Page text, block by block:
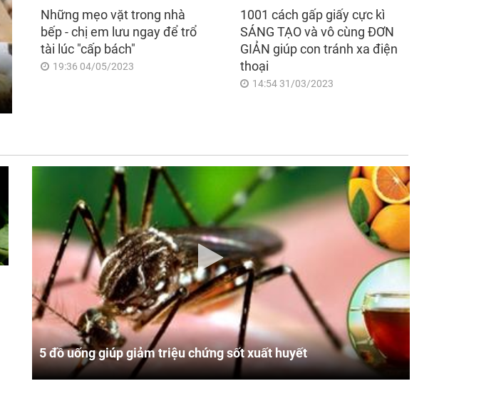
Những mẹo vặt trong nhà
bếp - chị em lưu ngay để trổ
tài lúc "cấp bách"
19:36 04/05/2023
1001 cách gấp giấy cực kì
SÁNG TẠO và vô cùng ĐƠN
GIẢN giúp con tránh xa điện
thoại
14:54 31/03/2023
5 đồ uống giúp giảm triệu chứng sốt xuất huyết